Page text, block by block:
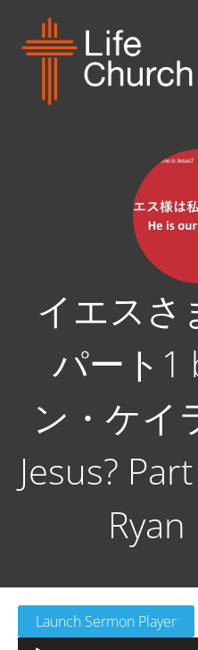
イエスさ
パート1
ン・ケイ
Jesus?
Launch Sermon Player